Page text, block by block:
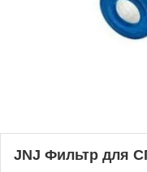
JNJ Фильтр для